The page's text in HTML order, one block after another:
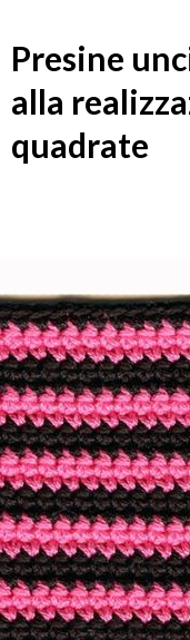
Presine
alla
quadrate